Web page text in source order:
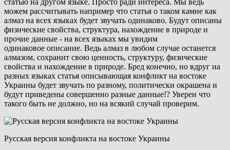
можем рассчитывать например что статья о таком камне как
алмаз на всех языках будет звучать одинаково. Будут описаны
физические свойства, структура, нахождение в природе и
прочие данные - на всех языках мы увидим
одинаковое описание. Ведь алмаз в любом случае останется
алмазом, сохранит свою ценность, структуру, физические
свойства и нахождение в природе. Бред конечно, но вдруг на
разных языках статья описывающая конфликт на востоке
Украины будет звучать по разному, политически окрашена и
будут приведены совершенно разные данные!? Уверен что
такого быть не должно, но на всякий случай проверим.
Русская версия конфликта на востоке Украины